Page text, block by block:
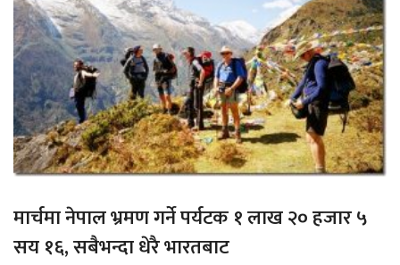
मार्चमा नेपाल भ्रमण गर्ने पर्यटक १ लाख २० हजार ५
सय १६, सबैभन्दा धेरै भारतबाट